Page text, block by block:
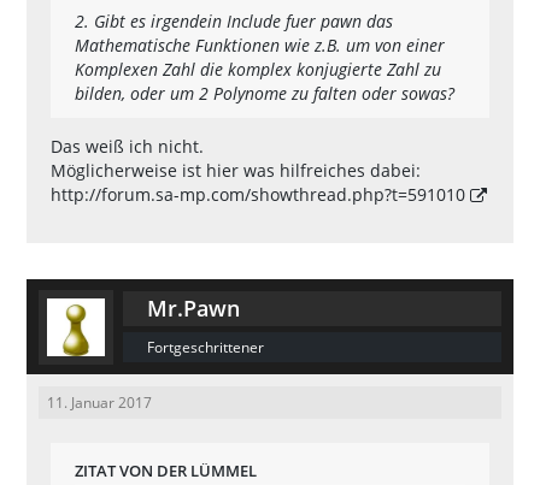
2. Gibt es irgendein Include fuer pawn das
Mathematische Funktionen wie z.B. um von einer
Komplexen Zahl die komplex konjugierte Zahl zu
bilden, oder um 2 Polynome zu falten oder sowas?
Das weiß ich nicht.
Möglicherweise ist hier was hilfreiches dabei:
http://forum.sa-mp.com/showthread.php?t=591010
Mr.Pawn
Fortgeschrittener
11. Januar 2017
ZITAT VON DER LÜMMEL